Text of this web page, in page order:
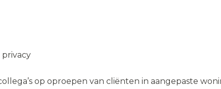
op oproepen van cliënten in aangepaste